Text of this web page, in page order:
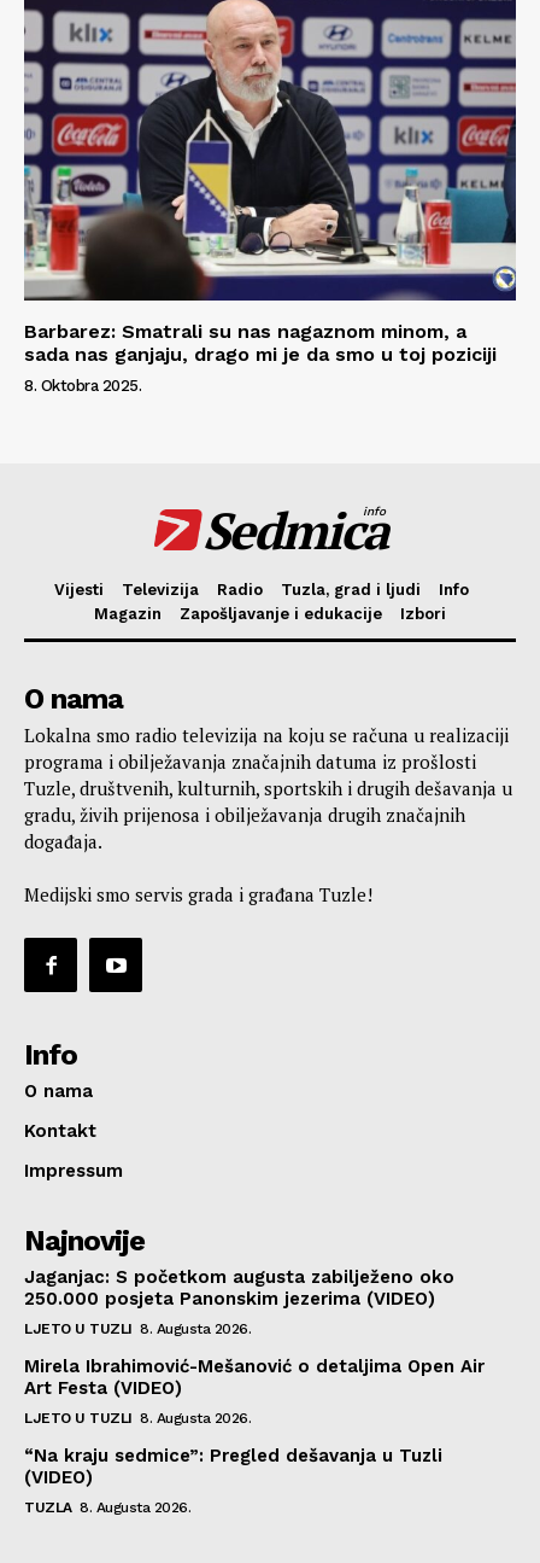
Barbarez: Smatrali su nas nagaznom minom, a
sada nas ganjaju, drago mi je da smo u toj poziciji
8. Oktobra 2025.
Sedmica
info
Vijesti Televizija Radio Tuzla, grad i ljudi
Info
Magazin
Zapošljavanje i edukacije Izbori
O nama
Lokalna smo radio televizija na koju se računa u realizaciji
programa i obilježavanja značajnih datuma iz prošlosti
Tuzle, društvenih, kulturnih, sportskih i drugih dešavanja u
gradu, živih prijenosa i obilježavanja drugih značajnih
događaja.
Medijski smo servis grada i građana Tuzle!
Info
O nama
Kontakt
Impressum
Najnovije
Jaganjac: S početkom augusta zabilježeno oko
250.000 posjeta Panonskim jezerima (VIDEO)
LJETO U TUZLI 8. Augusta 2026.
Mirela Ibrahimović-Mešanović o detaljima Open Air
Art Festa (VIDEO)
LJETO U TUZLI 8. Augusta 2026.
“Na kraju sedmice”: Pregled dešavanja u Tuzli
(VIDEO)
TUZLA 8. Augusta 2026.